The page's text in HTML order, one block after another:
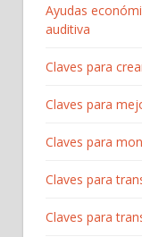
Ayudas
auditiva
Claves para
Claves para
Claves para
Claves para
Claves para